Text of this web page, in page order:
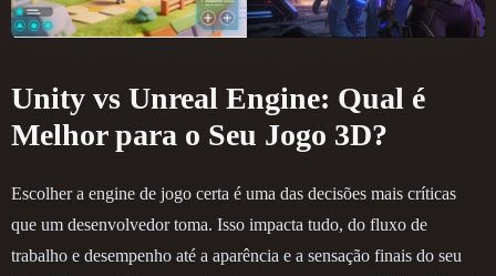
Unity vs Unreal Engine: Qual é
Melhor para o Seu Jogo 3D?
Escolher a engine de jogo certa é uma das decisões mais críticas
que um desenvolvedor toma. Isso impacta tudo, do fluxo de
trabalho e desempenho até a aparência e a sensação finais do seu